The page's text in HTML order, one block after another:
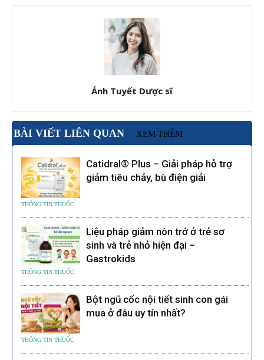
Ánh Tuyết Dược sĩ
BÀI VIẾT LIÊN QUAN XEM THÊM
THÔNG TIN THUỐC
Catidral® Plus – Giải pháp hỗ trợ
giảm tiêu chảy, bù điện giải
THÔNG TIN THUỐC
Liệu pháp giảm nôn trớ ở trẻ sơ
sinh và trẻ nhỏ hiện đại –
Gastrokids
THÔNG TIN THUỐC
Bột ngũ cốc nội tiết sinh con gái
mua ở đâu uy tín nhất?